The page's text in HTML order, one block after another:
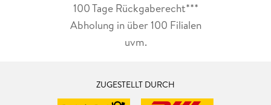
100 Tage Rückgaberecht***
Abholung in über 100 Filialen
uvm.
ZUGESTELLT DURCH